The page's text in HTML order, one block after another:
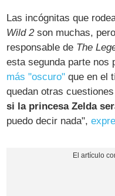
Las incógnitas que
Wild 2son muchas, pero
responsable de The
esta segunda parte nos
más "oscuro" que en el
quedan otras
si la princesa Zelda
puedo decir nada",